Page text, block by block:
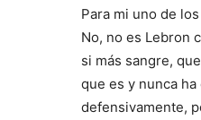
Para mi uno de
No, no es Lebron
si más sangre,
que es y nunca
defensivamente,